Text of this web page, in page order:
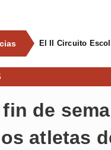
de
atletas